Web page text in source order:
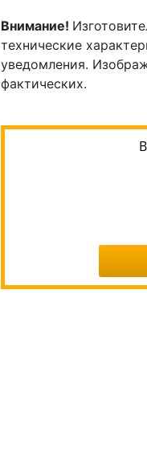
Внимание!
технические
уведомления.
фактических.